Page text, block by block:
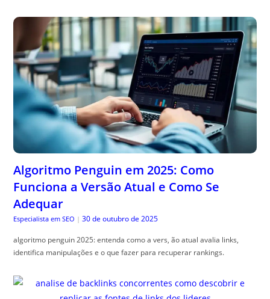
Algoritmo Penguin em 2025: Como
Funciona a Versão Atual e Como Se
Adequar
Especialista em SEO | 30 de outubro de 2025
algoritmo penguin 2025: entenda como a vers, ão atual avalia links,
identifica manipulações e o que fazer para recuperar rankings.